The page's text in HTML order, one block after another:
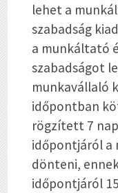
lehet a
szabadság
a munkáltató
szabadságot
munkavállaló
időpontban
rögzített 7
időpontjáról a
dönteni,
időpontjáról